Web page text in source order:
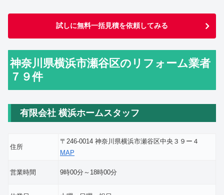
試しに無料一括見積を依頼してみる
神奈川県横浜市瀬谷区のリフォーム業者
７９件
有限会社 横浜ホームスタッフ
住所
〒246-0014 神奈川県横浜市瀬谷区中央３９ー４
MAP
営業時間 9時00分～18時00分